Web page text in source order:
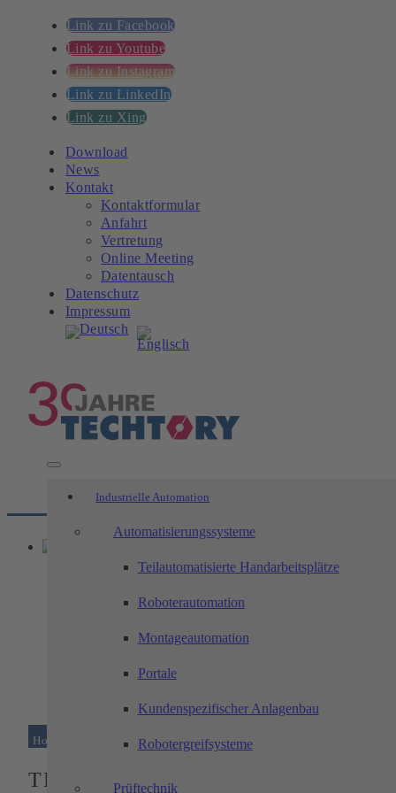
Link zu Facebook
Link zu Youtube
Link zu Instagram
Link zu LinkedIn
Link zu Xing
Download
News
Kontakt
Kontaktformular
Anfahrt
Vertretung
Online Meeting
Datentausch
Datenschutz
Impressum
Industrielle Automation
Automatisierungssysteme
Teilautomatisierte Handarbeitsplätze
Roboterautomation
Montageautomation
Portale
Kundenspezifischer Anlagenbau
Robotergreifsysteme
Prüftechnik
Home Produkte / cell-systems /
TECHTORY-floor-cell